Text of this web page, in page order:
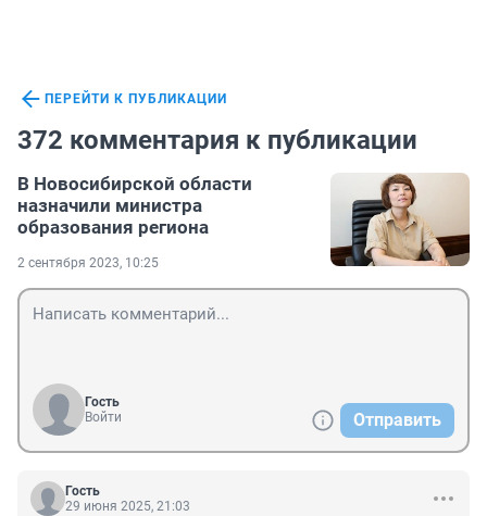
ПЕРЕЙТИ К ПУБЛИКАЦИИ
372 комментария к публикации
В Новосибирской области
назначили министра
образования региона
2 сентября 2023, 10:25
Гость
Войти
Отправить
Гость
29 июня 2025, 21:03